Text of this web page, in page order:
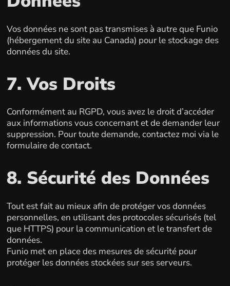
Vos données ne sont pas transmises à autre que Funio
(hébergement du site au Canada) pour le stockage des
données du site.
7. Vos Droits
Conformément au RGPD, vous avez le droit d’accéder
aux informations vous concernant et de demander leur
suppression. Pour toute demande, contactez moi via le
formulaire de contact.
8. Sécurité des Données
Tout est fait au mieux afin de protéger vos données
personnelles, en utilisant des protocoles sécurisés (tel
que HTTPS) pour la communication et le transfert de
données.
Funio met en place des mesures de sécurité pour
protéger les données stockées sur ses serveurs.